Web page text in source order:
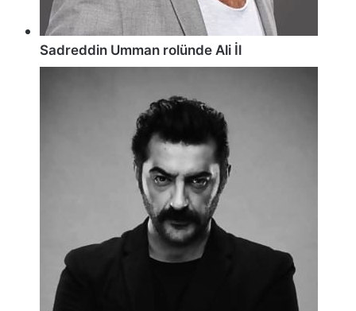
Sadreddin Umman rolünde Ali İl